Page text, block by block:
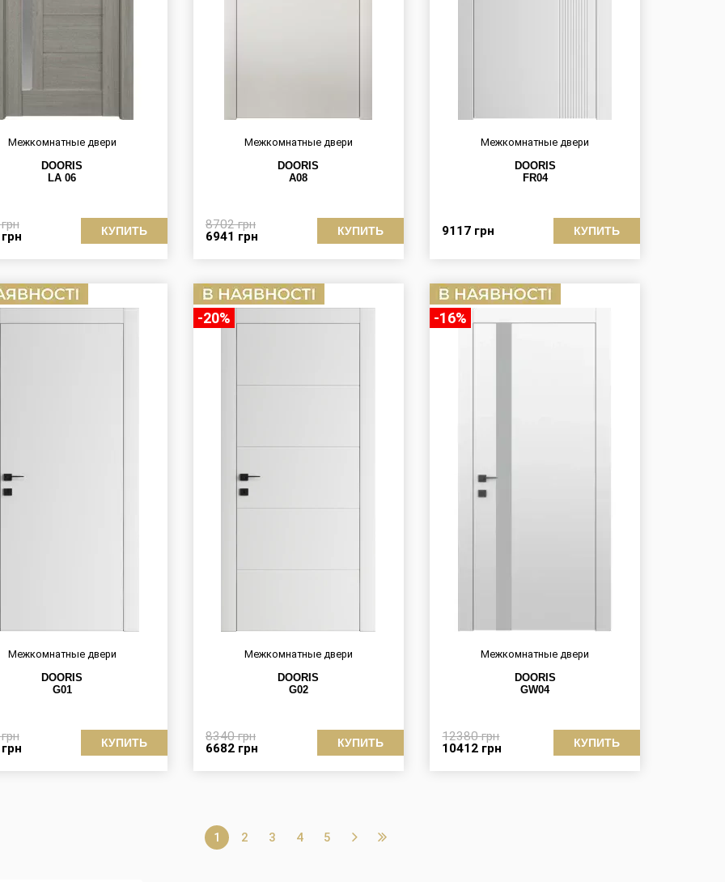
Межкомнатные двери
DOORIS
LA 06
грн
грн КУПИТЬ
Межкомнатные двери
DOORIS
A08
8702грн
6941 грн КУПИТЬ
Межкомнатные двери
DOORIS
FR04
9117 грн КУПИТЬ
Межкомнатные двери
DOORIS
G01
грн
грн КУПИТЬ
-20%
Межкомнатные двери
DOORIS
G02
8340грн
6682 грн КУПИТЬ
-16%
Межкомнатные двери
DOORIS
GW04
12380грн
10412 грн КУПИТЬ
1 2 3 4 5